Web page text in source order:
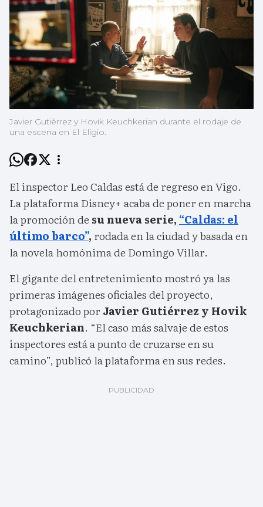
Javier Gutiérrez y Hovik Keuchkerian durante el rodaje de
una escena en El Eligio.
El inspector Leo Caldas está de regreso en Vigo.
La plataforma Disney+ acaba de poner en marcha
la promoción de su nueva serie, “Caldas: el
último barco”, rodada en la ciudad y basada en
la novela homónima de Domingo Villar.
El gigante del entretenimiento mostró ya las
primeras imágenes oficiales del proyecto,
protagonizado porJavier Gutiérrez y Hovik
Keuchkerian. “El caso más salvaje de estos
inspectores está a punto de cruzarse en su
camino”, publicó la plataforma en sus redes.